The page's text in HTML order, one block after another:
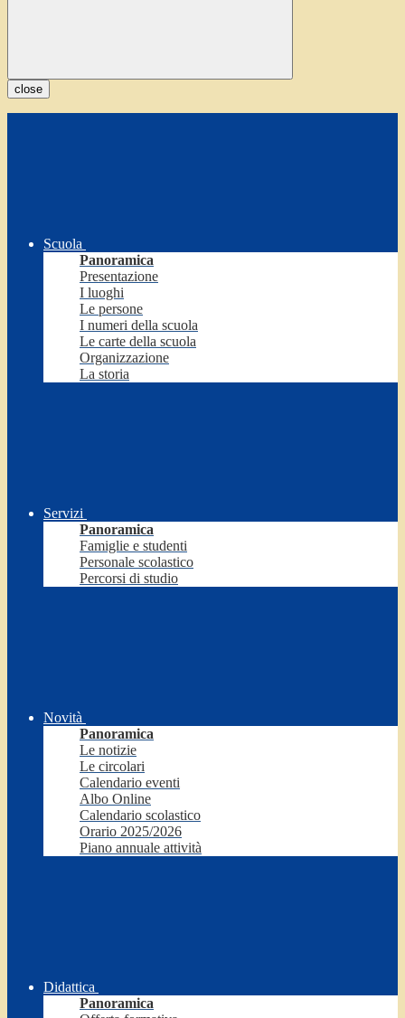
close
Scuola
Panoramica
Presentazione
I luoghi
Le persone
I numeri della scuola
Le carte della scuola
Organizzazione
La storia
Servizi
Panoramica
Famiglie e studenti
Personale scolastico
Percorsi di studio
Novità
Panoramica
Le notizie
Le circolari
Calendario eventi
Albo Online
Calendario scolastico
Orario 2025/2026
Piano annuale attività
Didattica
Panoramica